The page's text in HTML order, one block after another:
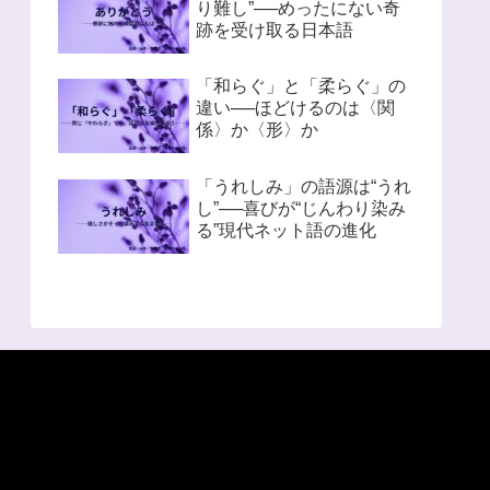
り難し”──めったにない奇
跡を受け取る日本語
「和らぐ」と「柔らぐ」の
違い──ほどけるのは〈関
係〉か〈形〉か
「うれしみ」の語源は“うれ
し”──喜びが“じんわり染み
る”現代ネット語の進化